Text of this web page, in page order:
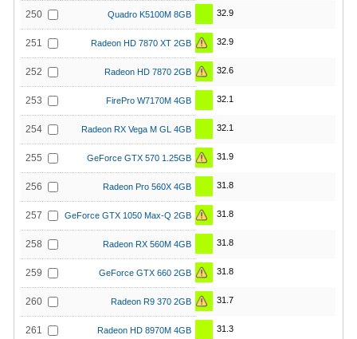
250 Quadro K5100M 8GB 32.9
251 Radeon HD 7870 XT 2GB 32.9
252 Radeon HD 7870 2GB 32.6
253 FirePro W7170M 4GB 32.1
254 Radeon RX Vega M GL 4GB 32.1
255 GeForce GTX 570 1.25GB 31.9
256 Radeon Pro 560X 4GB 31.8
257 GeForce GTX 1050 Max-Q 2GB 31.8
258 Radeon RX 560M 4GB 31.8
259 GeForce GTX 660 2GB 31.8
260 Radeon R9 370 2GB 31.7
261 Radeon HD 8970M 4GB 31.3